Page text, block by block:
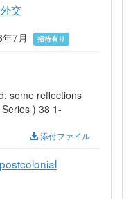
交
7月
招待有り
some reflections
) 38 1-
添付ファイル